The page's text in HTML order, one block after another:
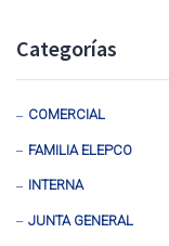
Categorías
COMERCIAL
FAMILIA ELEPCO
INTERNA
JUNTA GENERAL